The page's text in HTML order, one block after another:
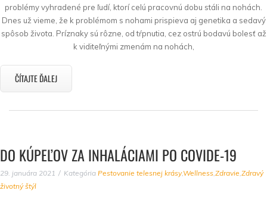
problémy vyhradené pre ľudí, ktorí celú pracovnú dobu stáli na nohách.
Dnes už vieme, že k problémom s nohami prispieva aj genetika a sedavý
spôsob života. Príznaky sú rôzne, od tŕpnutia, cez ostrú bodavú bolesť až
k viditeľnými zmenám na nohách,
ČÍTAJTE ĎALEJ
DO KÚPEĽOV ZA INHALÁCIAMI PO COVIDE-19
29. januára 2021 Kategória Pestovanie telesnej krásy,Wellness Zdravie Zdravý
životný štýl